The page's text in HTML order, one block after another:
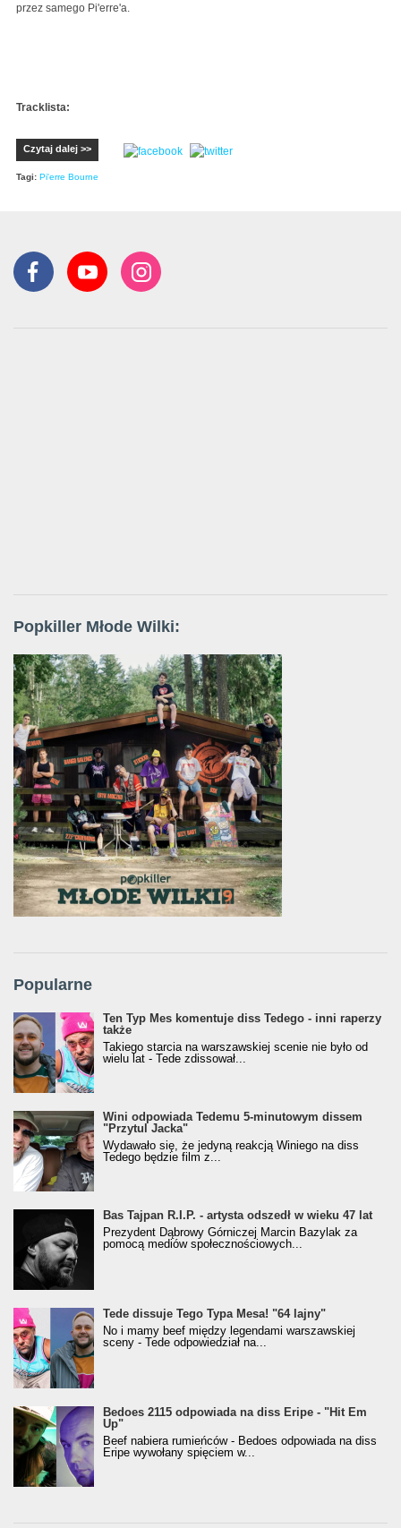
przez samego Pi'erre'a.
Tracklista:
Czytaj dalej >>
Tagi: Pi'erre Bourne
Popkiller Młode Wilki:
Popularne
Ten Typ Mes komentuje diss Tedego - inni raperzy
także
Takiego starcia na warszawskiej scenie nie było od
wielu lat - Tede zdissował...
Wini odpowiada Tedemu 5-minutowym dissem
"Przytul Jacka"
Wydawało się, że jedyną reakcją Winiego na diss
Tedego będzie film z...
Bas Tajpan R.I.P. - artysta odszedł w wieku 47 lat
Prezydent Dąbrowy Górniczej Marcin Bazylak za
pomocą mediów społecznościowych...
Tede dissuje Tego Typa Mesa! "64 lajny"
No i mamy beef między legendami warszawskiej
sceny - Tede odpowiedział na...
Bedoes 2115 odpowiada na diss Eripe - "Hit Em
Up"
Beef nabiera rumieńców - Bedoes odpowiada na diss
Eripe wywołany spięciem w...